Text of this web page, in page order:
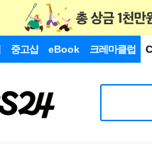
중고샵 eBook 크레마클럽